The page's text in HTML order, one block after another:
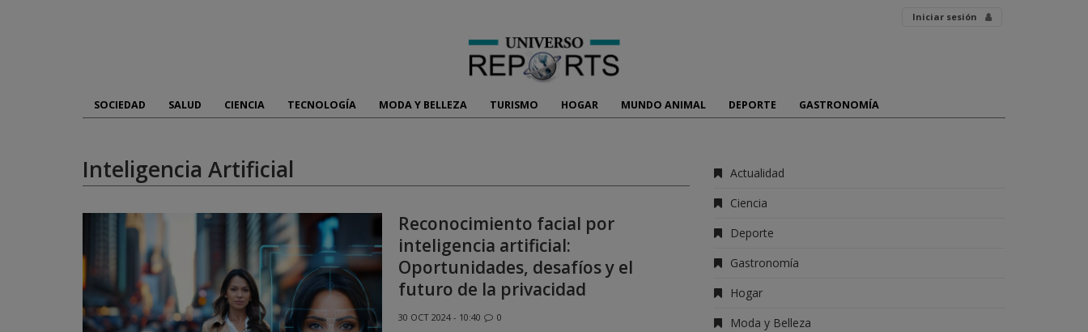
Iniciar sesión
SOCIEDAD SALUD CIENCIA TECNOLOGÍA MODA Y BELLEZA TURISMO HOGAR MUNDO ANIMAL DEPORTE GASTRONOMÍA
Inteligencia Artificial
Reconocimiento facial por
inteligencia artificial:
Oportunidades, desafíos y el
futuro de la privacidad
30 OCT 2024 - 10:40 0
Actualidad
Ciencia
Deporte
Gastronomía
Hogar
Moda y Belleza